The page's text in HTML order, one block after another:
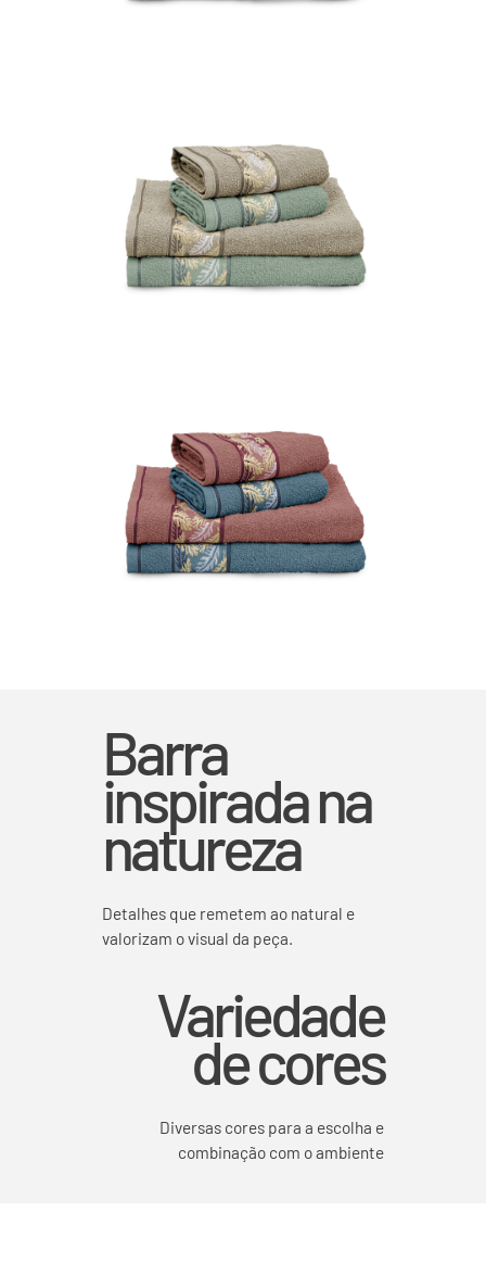
Barra
inspirada na
natureza
Detalhes que remetem ao natural e
valorizam o visual da peça.
Variedade
de cores
Diversas cores para a escolha e
combinação com o ambiente